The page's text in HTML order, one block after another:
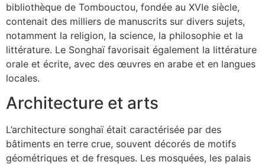
bibliothèque de Tombouctou, fondée au XVIe siècle,
contenait des milliers de manuscrits sur divers sujets,
notamment la religion, la science, la philosophie et la
littérature. Le Songhaï favorisait également la littérature
orale et écrite, avec des œuvres en arabe et en langues
locales.
Architecture et arts
L’architecture songhaï était caractérisée par des
bâtiments en terre crue, souvent décorés de motifs
géométriques et de fresques. Les mosquées, les palais